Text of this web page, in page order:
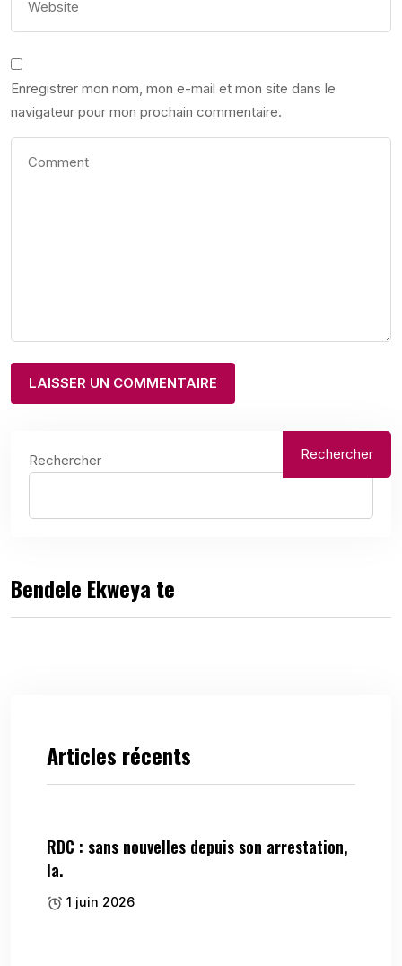
Enregistrer mon nom, mon e-mail et mon site dans le
navigateur pour mon prochain commentaire.
Rechercher Rechercher
Bendele Ekweya te
Articles récents
RDC : sans nouvelles depuis son arrestation,
la.
1 juin 2026